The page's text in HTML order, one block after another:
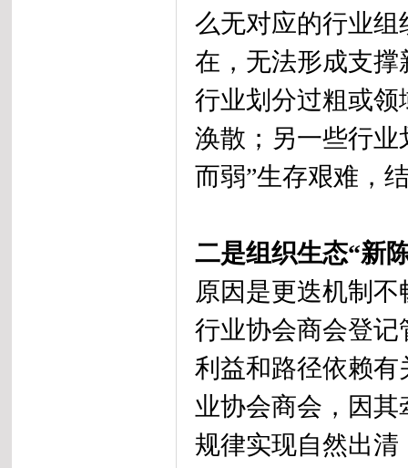
么无对应的行业
在，无法形成支
行业划分过粗或领
涣散；另一些行业
而弱”生存艰难，
二是组织生态“新
原因是更迭机制
行业协会商会登
利益和路径依赖
业协会商会，因
规律实现自然出